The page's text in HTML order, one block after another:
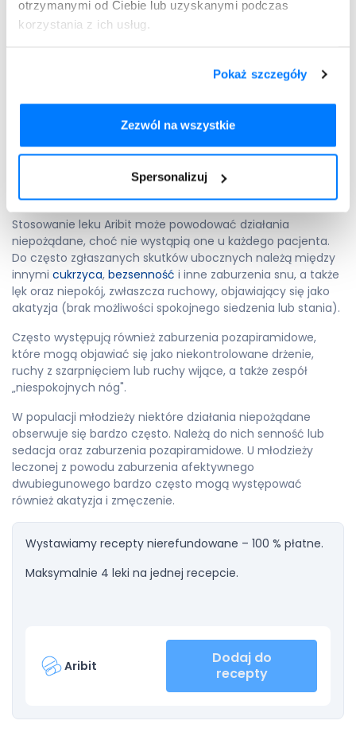
otrzymanymi od Ciebie lub uzyskanymi podczas
korzystania z ich usług.
Pokaż szczegóły
Zezwól na wszystkie
Spersonalizuj
powinien zostać poinformowany o uzależnieniu od hazardu
w przeszłości. Ze względu na ryzyko senności i spadku
upadków, należy zachować ostrożność. U pacjentów w
podeszłym wieku z demencją stwierdzono zwiększone
ryzyko zgonu i udaru. Lek może również spowalniać
motorykę przełyku, co wiąże się z ryzykiem zachłyśnięcia.
Jakie działania niepożądane
może powodować lek Aribit?
Stosowanie leku Aribit może powodować działania
niepożądane, choć nie wystąpią one u każdego pacjenta.
Do często zgłaszanych skutków ubocznych należą między
innymi cukrzyca, bezsenność i inne zaburzenia snu, a także
lęk oraz niepokój, zwłaszcza ruchowy, objawiający się jako
akatyzja (brak możliwości spokojnego siedzenia lub stania).
Często występują również zaburzenia pozapiramidowe,
które mogą objawiać się jako niekontrolowane drżenie,
ruchy z szarpnięciem lub ruchy wijące, a także zespół
„niespokojnych nóg".
W populacji młodzieży niektóre działania niepożądane
obserwuje się bardzo często. Należą do nich senność lub
sedacja oraz zaburzenia pozapiramidowe. U młodzieży
leczonej z powodu zaburzenia afektywnego
dwubiegunowego bardzo często mogą występować
również akatyzja i zmęczenie.
Wystawiamy recepty nierefundowane – 100 % płatne.
Maksymalnie 4 leki na jednej recepcie.
Aribit
Dodaj do
recepty